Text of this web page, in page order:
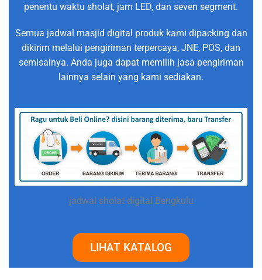
penentu waktu sholat, jam LED, dan seven segment.
Semua jadwal masjid digital produk kami dipacking dan
dikirim melalui pengiriman terpercaya, JNE, POS, dan
semisalnya. Anda juga dapat memilih jasa pengiriman
lainnya selain yang kami sediakan.
jadwal sholat digital Bengkulu
LIHAT KATALOG